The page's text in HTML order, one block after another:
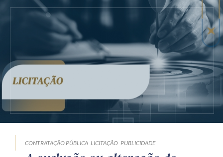
CONTRATAÇÃO PÚBLICA LICITAÇÃO PUBLICIDADE